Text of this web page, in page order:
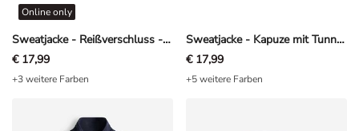
Sweatjacke - Reißverschluss - Schwarz
Online only
€ 17,99
+3 weitere Farben
Sweatjacke - Kapuze mit Tunnelzug - Khaki
€ 17,99
+5 weitere Farben